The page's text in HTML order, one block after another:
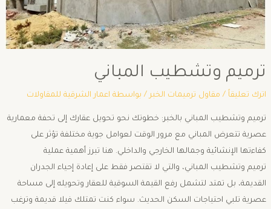
ترميم وتشطيب المباني
اترك تعليقاً / مقاول ترميمات الخبر / بواسطة اعمار الشرقية للمقاولات
ترميم وتشطيب المباني بالخبر: خطوتك نحو تحويل عقارك إلى تحفة معمارية
عصرية ​تتعرض المباني مع مرور الوقت لعوامل جوية مختلفة تؤثر على
كفاءتها الإنشائية وجمالها الخارجي والداخلي. هنا تبرز أهمية عملية
ترميم وتشطيب المباني، والتي لا تقتصر فقط على إعادة إحياء الجدران
القديمة، بل تمتد لتشمل رفع القيمة السوقية للعقار وتحويله إلى مساحة
عصرية تلبي احتياجات السكن الحديث. ​سواء كنت تمتلك فيلا قديمة وترغب